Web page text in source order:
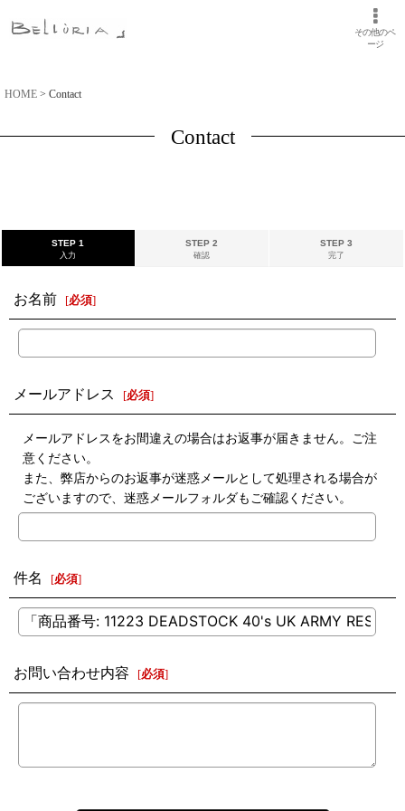
その他のペ
ージ
HOME > Contact
Contact
STEP 1
入力
STEP 2
確認
STEP 3
完了
お名前 [必須]
メールアドレス [必須]
メールアドレスをお間違えの場合はお返事が届きません。ご注
意ください。
また、弊店からのお返事が迷惑メールとして処理される場合が
ございますので、迷惑メールフォルダもご確認ください。
件名 [必須]
お問い合わせ内容 [必須]